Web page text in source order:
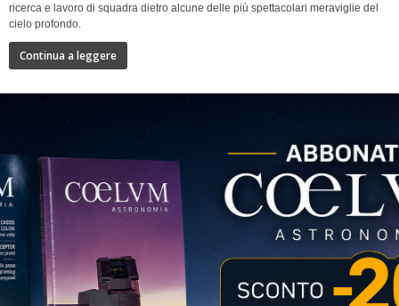
ricerca e lavoro di squadra dietro alcune delle più spettacolari meraviglie del
cielo profondo.
Continua a leggere